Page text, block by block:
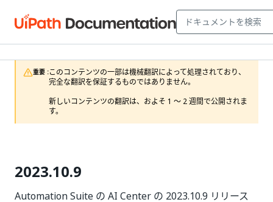
重要 :このコンテンツの一部は機械翻訳によって処理されており、
完全な翻訳を保証するものではありません。
新しいコンテンツの翻訳は、およそ 1 ～ 2 週間で公開されま
す。
2023.10.9
Automation Suite の AI Center の 2023.10.9 リリース